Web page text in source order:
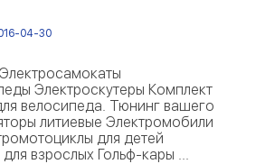
04-30
Электроскутеры Комплект
велосипеда. Тюнинг вашего
литиевые Электромобили
для детей
взрослых Гольф-кары ...